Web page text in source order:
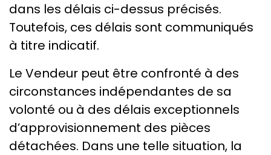
dans les délais ci-dessus précisés.
Toutefois, ces délais sont communiqués
à titre indicatif.
Le Vendeur peut être confronté à des
circonstances indépendantes de sa
volonté ou à des délais exceptionnels
d’approvisionnement des pièces
détachées. Dans une telle situation, la